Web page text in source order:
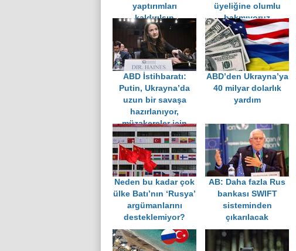
yaptırımları
kaldırılsın
üyeliğine olumlu
bakmıyoruz
ABD İstihbaratı:
Putin, Ukrayna’da
uzun bir savaşa
hazırlanıyor,
müzakereler için
umut yok
ABD’den Ukrayna’ya
40 milyar dolarlık
yardım
Neden bu kadar çok
ülke Batı’nın ‘Rusya’
argümanlarını
desteklemiyor?
AB: Daha fazla Rus
bankası SWIFT
sisteminden
çıkarılacak